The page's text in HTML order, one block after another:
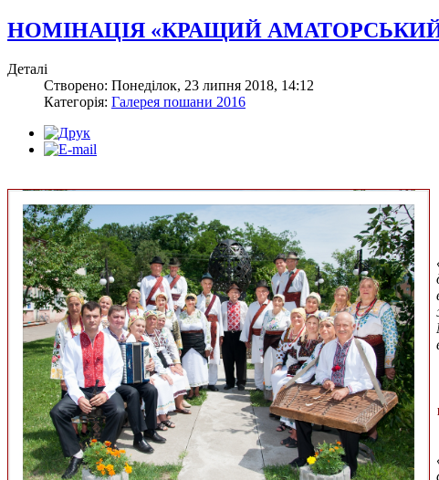
НОМІНАЦІЯ «КРАЩИЙ
Деталі
Створено: Понеділок, 23 липня 2018, 14:12
Категорія: Галерея пошани 2016